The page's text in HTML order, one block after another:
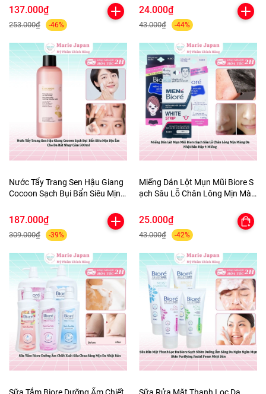
Nhật Bản Chai 150ml
137.000₫
253.000₫ -46%
Miếng
24.000₫
43.000₫ -44%
Nước Tẩy Trang Sen Hậu Giang
Cocoon Sạch Bụi Bẩn Siêu Mịn
500ml
187.000₫
309.000₫ -39%
Miếng Dán Lột Mụn Mũi Biore S
ạch Sâu Lỗ Chân Lông Mịn Màn
25.000₫
43.000₫ -42%
Sữa Tắm Biore Dưỡng Ẩm Chiết
Sữa Rửa Mặt Thanh Lọc Da